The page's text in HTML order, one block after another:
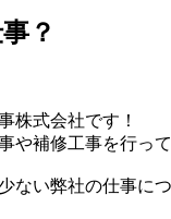
？
株式会社です！
や補修工事を行って
ない弊社の仕事に